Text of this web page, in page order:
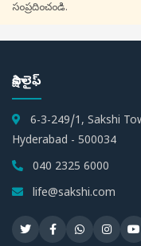
సంప్రదించండి.
సాక్షి లైఫ్
6-3-249/1, Sakshi
Hyderabad - 500034
040 2325 6000
life@sakshi.com